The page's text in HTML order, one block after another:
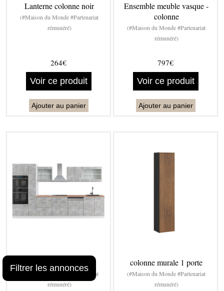
Lanterne colonne noir
(#Maison du Monde #Partenariat
rémunéré)
264€
Voir ce produit
Ajouter au panier
Ensemble meuble vasque -
colonne
(#Maison du Monde #Partenariat
rémunéré)
797€
Voir ce produit
Ajouter au panier
Ligne de cuisine avec
(#Maison du Monde #Partenariat
rémunéré)
colonne murale 1 porte
(#Maison du Monde #Partenariat
rémunéré)
Filtrer les annonces